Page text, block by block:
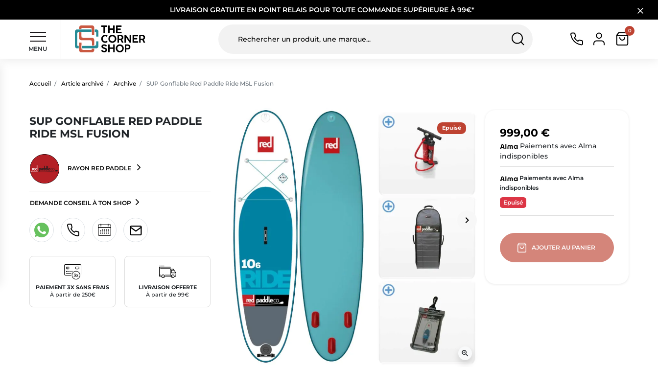
LIVRAISON GRATUITE EN POINT RELAIS POUR TOUTE COMMANDE SUPÉRIEURE À 99€*
MENU
0
Accueil Article archivé Archive SUP Gonflable Red Paddle Ride MSL Fusion
Epuisé
Suivant
keyboard_arrow_right
zoom_in
SUP GONFLABLE RED PADDLE
RIDE MSL FUSION
RAYON RED PADDLE
DEMANDE CONSEIL À TON SHOP
PAIEMENT 3X SANS FRAIS
À partir de 250€
LIVRAISON OFFERTE
À partir de 99€
999,00 €
Paiements avec Alma
indisponibles
Paiements avec Alma
indisponibles
Epuisé
AJOUTER AU PANIER